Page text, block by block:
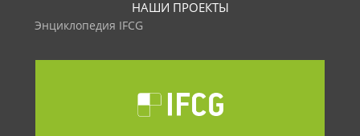
НАШИ ПРОЕКТЫ
Энциклопедия IFCG